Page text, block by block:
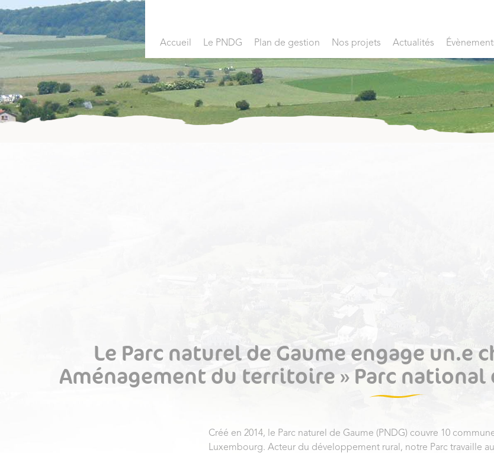
Accueil Le PNDG Plan de gestion Nos projets Actualités
Le Parc naturel de Gaume engage un.e
Aménagement du territoire » Parc national
Créé en 2014, le Parc naturel de Gaume (PNDG) couvre 10
Luxembourg. Acteur du développement rural, notre Parc travaille